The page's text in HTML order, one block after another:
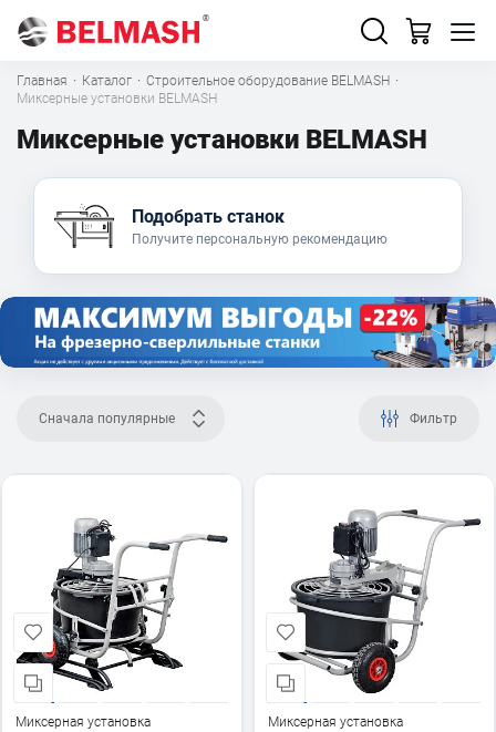
Главная · Каталог · Строительное оборудование BELMASH ·
Миксерные установки BELMASH
Миксерные установки BELMASH
Подобрать станок
Получите персональную рекомендацию
Сначала популярные Фильтр
Миксерная установка Миксерная установка